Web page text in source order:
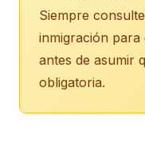
Siempre
inmigración para
antes de asumir
obligatoria.